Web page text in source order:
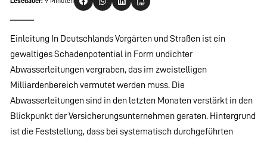
Einleitung In Deutschlands Vorgärten und Straßen ist ein
gewaltiges Schadenpotential in Form undichter
Abwasserleitungen vergraben, das im zweistelligen
Milliardenbereich vermutet werden muss. Die
Abwasserleitungen sind in den letzten Monaten verstärkt in den
Blickpunkt der Versicherungsunternehmen geraten. Hintergrund
ist die Feststellung, dass bei systematisch durchgeführten